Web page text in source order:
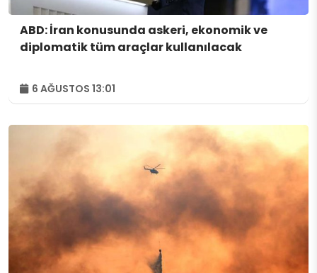
ABD: İran konusunda askeri, ekonomik ve
diplomatik tüm araçlar kullanılacak
6 AĞUSTOS 13:01